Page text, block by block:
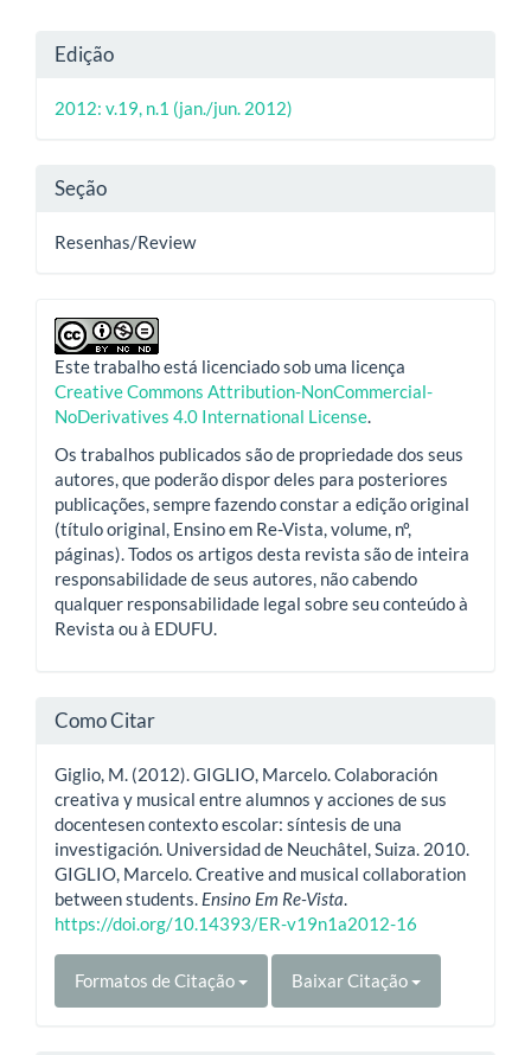
Detalhes
do
Edição
2012: v.19, n.1 (jan./jun. 2012)
Seção
Resenhas/Review
Este trabalho está licenciado sob uma licença
Creative Commons Attribution-NonCommercial-
NoDerivatives 4.0 International License.
Os trabalhos publicados são de propriedade dos seus
autores, que poderão dispor deles para posteriores
publicações, sempre fazendo constar a edição original
(título original, Ensino em Re-Vista, volume, nº,
páginas). Todos os artigos desta revista são de inteira
responsabilidade de seus autores, não cabendo
qualquer responsabilidade legal sobre seu conteúdo à
Revista ou à EDUFU.
Como Citar
Giglio, M. (2012). GIGLIO, Marcelo. Colaboración
creativa y musical entre alumnos y acciones de sus
docentesen contexto escolar: síntesis de una
investigación. Universidad de Neuchâtel, Suiza. 2010.
GIGLIO, Marcelo. Creative and musical collaboration
between students. Ensino Em Re-Vista.
https://doi.org/10.14393/ER-v19n1a2012-16
Formatos de Citação Baixar Citação